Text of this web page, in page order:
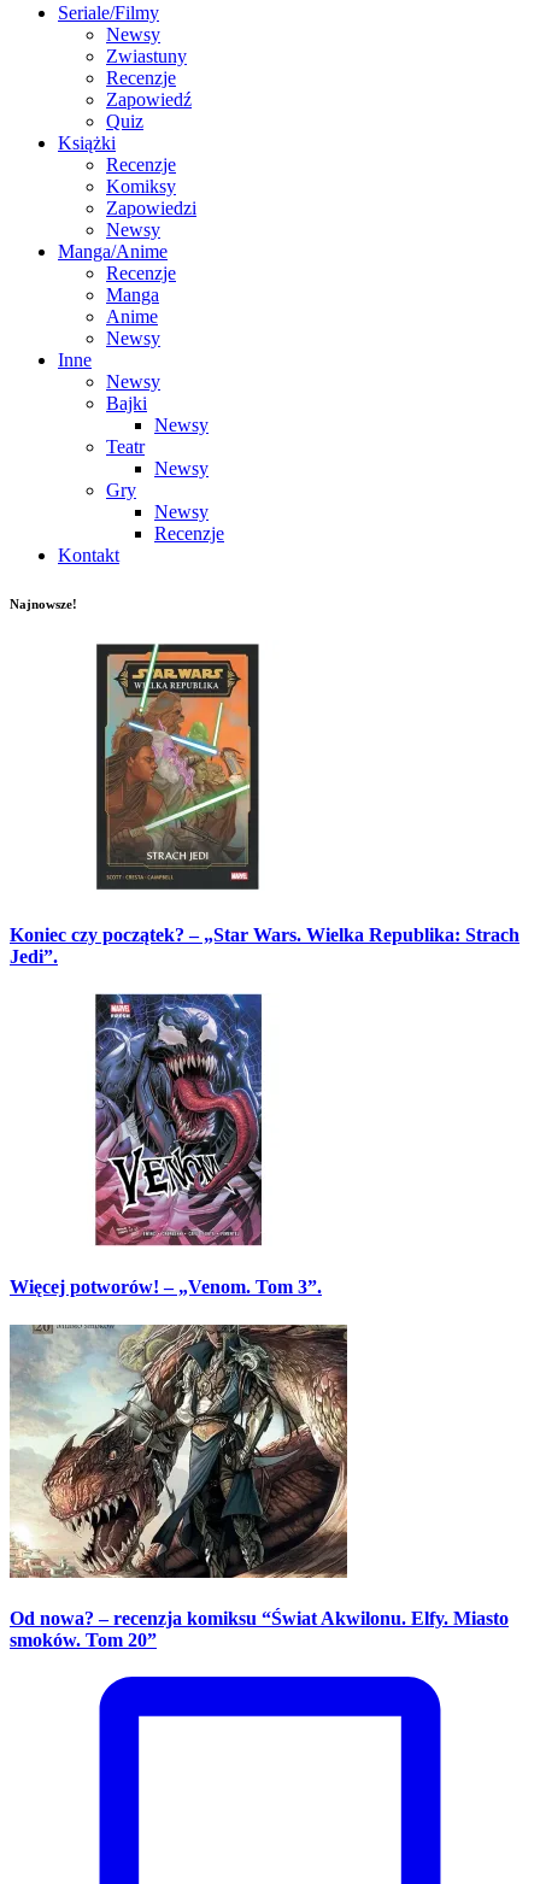
Seriale/Filmy
Newsy
Zwiastuny
Recenzje
Zapowiedź
Quiz
Książki
Recenzje
Komiksy
Zapowiedzi
Newsy
Manga/Anime
Recenzje
Manga
Anime
Newsy
Inne
Newsy
Bajki
Newsy
Teatr
Newsy
Gry
Newsy
Recenzje
Kontakt
Najnowsze!
Koniec czy początek? – „Star Wars. Wielka Republika: Strach
Jedi”.
Więcej potworów! – „Venom. Tom 3”.
Od nowa? – recenzja komiksu “Świat Akwilonu. Elfy. Miasto
smoków. Tom 20”